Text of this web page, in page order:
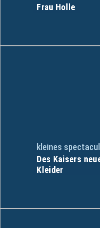
Frau Holle
kleines
Des Kaisers
Kleider